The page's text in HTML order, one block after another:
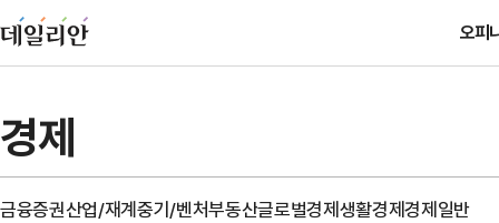
오피
경제
금융증권산업/재계중기/벤처부동산글로벌경제생활경제경제일반